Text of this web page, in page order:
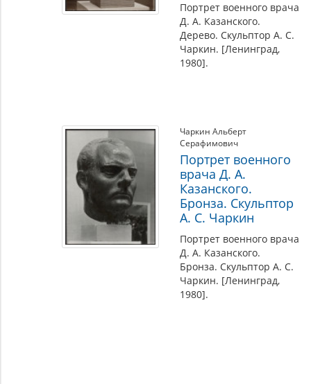
Портрет военного врача
Д. А. Казанского.
Дерево. Скульптор А. С.
Чаркин. [Ленинград,
1980].
Чаркин Альберт
Серафимович
Портрет военного
врача Д. А.
Казанского.
Бронза. Скульптор
А. С. Чаркин
Портрет военного врача
Д. А. Казанского.
Бронза. Скульптор А. С.
Чаркин. [Ленинград,
1980].